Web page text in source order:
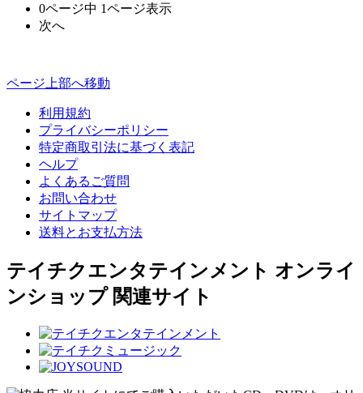
0ページ中 1ページ表示
次へ
ページ上部へ移動
利用規約
プライバシーポリシー
特定商取引法に基づく表記
ヘルプ
よくあるご質問
お問い合わせ
サイトマップ
送料とお支払方法
テイチクエンタテインメント オンライ
ンショップ 関連サイト